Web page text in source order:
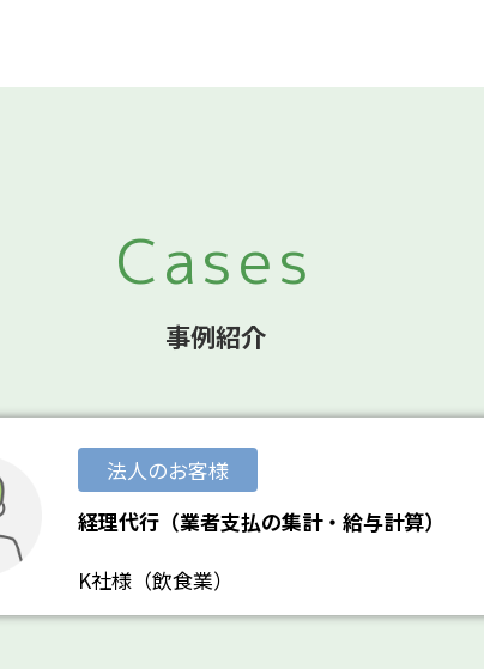
Cases
事例紹介
法人のお客様
経理代行（業者支払の集計・給与計算）
K社様（飲食業）